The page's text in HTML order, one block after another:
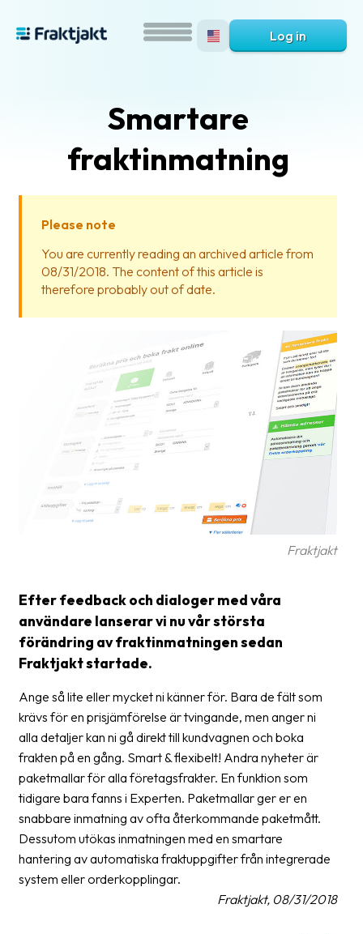
is
Fraktjakt?
Help?
Glossary
Packing
Shipping
documents
Printer
settings
Delivery
terms
Pickups
Manuals
Downloads
Barcode
scanner
Support
About
the
company
Log in
Smartare
fraktinmatning
Please note
You are currently reading an archived article from
08/31/2018. The content of this article is
therefore probably out of date.
Fraktjakt
Efter feedback och dialoger med våra
användare lanserar vi nu vår största
förändring av fraktinmatningen sedan
Fraktjakt startade.
Ange så lite eller mycket ni känner för. Bara de fält som
krävs för en prisjämförelse är tvingande, men anger ni
alla detaljer kan ni gå direkt till kundvagnen och boka
frakten på en gång. Smart & flexibelt! Andra nyheter är
paketmallar för alla företagsfrakter. En funktion som
tidigare bara fanns i Experten. Paketmallar ger er en
snabbare inmatning av ofta återkommande paketmått.
Dessutom utökas inmatningen med en smartare
hantering av automatiska fraktuppgifter från integrerade
system eller orderkopplingar.
Fraktjakt, 08/31/2018